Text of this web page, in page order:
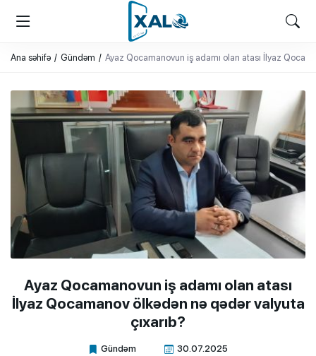
XALQ.ONLINE
ONLAYN PLATFORMA
Ana səhifə Gündəm Ayaz Qocamanovun iş adamı olan atası İlyaz
Ayaz Qocamanovun iş adamı olan atası
İlyaz Qocamanov ölkədən nə qədər valyuta
çıxarıb?
Gündəm 30.07.2025